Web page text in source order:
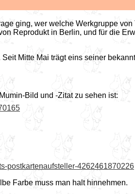
ging, wer welche Werkgruppe von
Reprodukt in Berlin, und für die
Mitte Mai trägt eins seiner
Bild und -Zitat zu sehen ist:
postkartenaufsteller-4262461870226
Farbe muss man halt hinnehmen.